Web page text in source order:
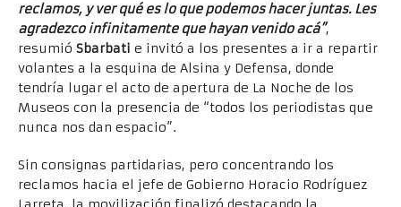
reclamos, y ver qué es lo que podemos hacer juntas. Les
agradezco infinitamente que hayan venido acá”,
resumió Sbarbati e invitó a los presentes a ir a repartir
volantes a la esquina de Alsina y Defensa, donde
tendría lugar el acto de apertura de La Noche de los
Museos con la presencia de “todos los periodistas que
nunca nos dan espacio”.
Sin consignas partidarias, pero concentrando los
reclamos hacia el jefe de Gobierno Horacio Rodríguez